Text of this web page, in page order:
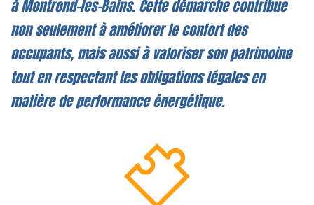
à Montrond-les-Bains. Cette démarche contribue
non seulement à améliorer le confort des
occupants, mais aussi à valoriser son patrimoine
tout en respectant les obligations légales en
matière de performance énergétique.